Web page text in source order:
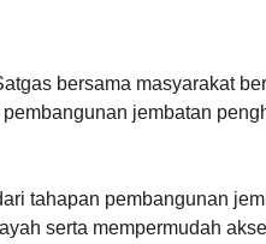
bersama masyarakat
jembatan
tahapan pembangunan
serta mempermudah